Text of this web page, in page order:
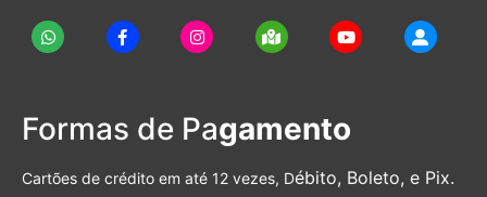
Formas de Pagamento
Cartões de crédito em até 12 vezes, Débito, Boleto, e Pix.